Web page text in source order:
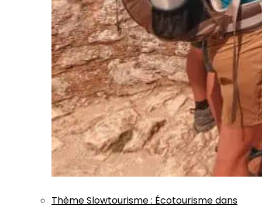
ThèmeSlowtourisme: Écotourisme dans